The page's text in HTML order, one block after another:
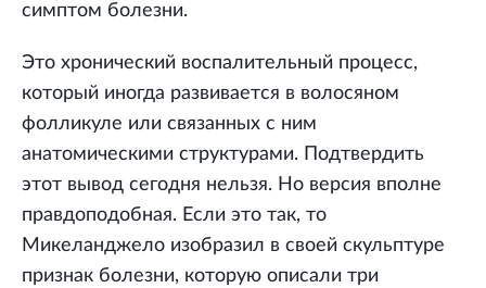
симптом болезни.
Это хронический воспалительный процесс,
который иногда развивается в волосяном
фолликуле или связанных с ним
анатомическими структурами. Подтвердить
этот вывод сегодня нельзя. Но версия вполне
правдоподобная. Если это так, то
Микеланджело изобразил в своей скульптуре
признак болезни, которую описали три